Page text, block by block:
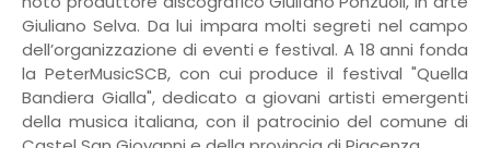
Giuliano Selva. Da lui impara molti segreti nel campo
dell’organizzazione di eventi e festival. A 18 anni fonda
la PeterMusicSCB, con cui produce il festival "Quella
Bandiera Gialla", dedicato a giovani artisti emergenti
della musica italiana, con il patrocinio del comune di